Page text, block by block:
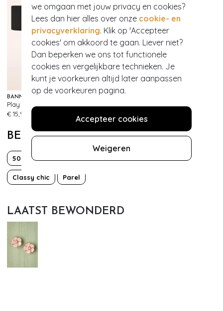
we omgaan met jouw privacy en cookies?
Lees dan hier alles over onze cookie- en
privacyverklaring. Klik op 'Accepteer
cookies' om akkoord te gaan. Liever niet?
Dan beperken we ons tot functionele
cookies en vergelijkbare technieken. Je
kunt je voorkeuren altijd later aanpassen
op de voorkeuren pagina.
Accepteer cookies
Weigeren
BANNED RETRO
€ 15,95
483
BEKIJK MEER VAN
50s
Classy chic Parel
LAATST BEWONDERD